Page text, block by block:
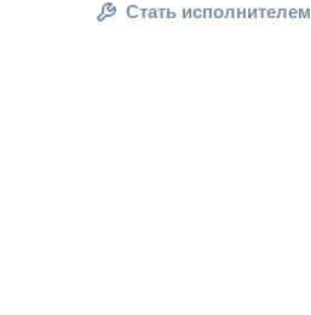
Стать исполнителем